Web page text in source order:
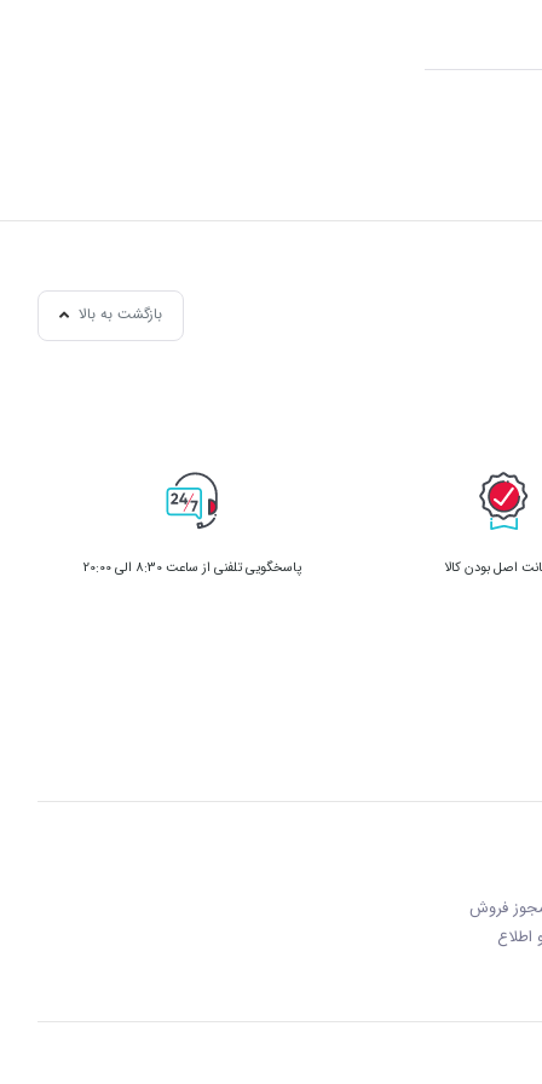
بازگشت به بالا
اصل بودن کالا پاسخگویی تلفنی از ساعت 8:30 الی 20:00
مجوز فروش
و اطلاع